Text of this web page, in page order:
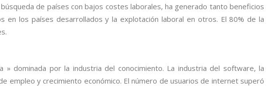
de países con bajos costes laborales, ha generado tanto beneficios
en los países desarrollados y la explotación laboral en otros. El 80% de la
» dominada por la industria del conocimiento. La industria del software, la
empleo y crecimiento económico. El número de usuarios de internet superó